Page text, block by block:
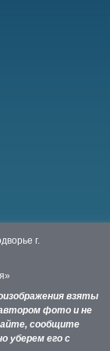
г.
взяты
фото и не
сообщите
уберем его с